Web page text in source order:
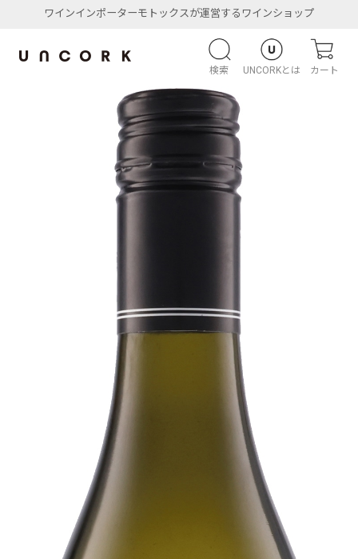
ワインインポーターモトックスが運営するワインショップ
検索 UNCORKとは カート